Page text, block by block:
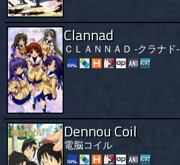
Clannad
ＣＬＡＮＮＡＤ -クラナド-
Dennou Coil
電脳コイル